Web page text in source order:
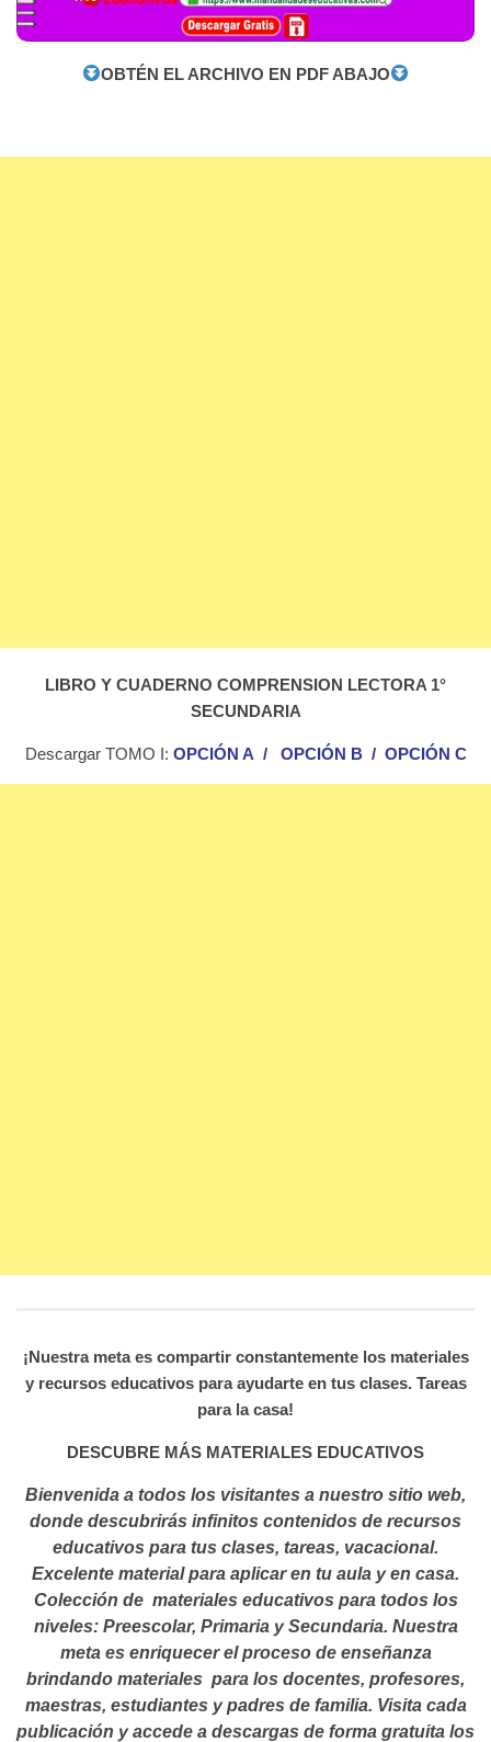
OBTÉN EL ARCHIVO EN PDF ABAJO
LIBRO Y CUADERNO COMPRENSION LECTORA 1°
SECUNDARIA
Descargar TOMO I: OPCIÓN A / OPCIÓN B / OPCIÓN C
¡Nuestra meta es compartir constantemente los materiales
y recursos educativos para ayudarte en tus clases. Tareas
para la casa!
DESCUBRE MÁS MATERIALES EDUCATIVOS
Bienvenida a todos los visitantes a nuestro sitio web,
donde descubrirás infinitos contenidos de recursos
educativos para tus clases, tareas, vacacional.
Excelente material para aplicar en tu aula y en casa.
Colección de materiales educativos para todos los
niveles: Preescolar, Primaria y Secundaria. Nuestra
meta es enriquecer el proceso de enseñanza
brindando materiales para los docentes, profesores,
maestras, estudiantes y padres de familia. Visita cada
publicación y accede a descargas de forma gratuita los